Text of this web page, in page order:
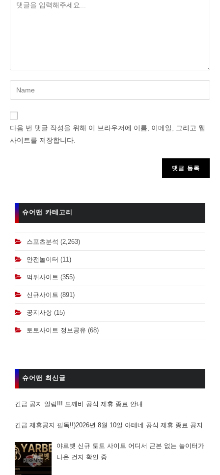
your
name
다음 번 댓글 작성을 위해 이 브라우저에 이름, 이메일, 그리고 웹
사이트를 저장합니다.
슈어맨 카테고리
스포츠분석 (2,263)
안전놀이터 (11)
먹튀사이트 (355)
신규사이트 (891)
공지사항 (15)
토토사이트 정보공유 (68)
슈어맨 최신글
긴급 공지 알림!!! 도깨비 공식 제휴 종료 안내
긴급 제휴공지 필독!!)2026년 8월 10일 아테네 공식 제휴 종료 공지
야르벳 신규 토토 사이트 어디서 근본 없는 놀이터가
나온 건지 확인 중